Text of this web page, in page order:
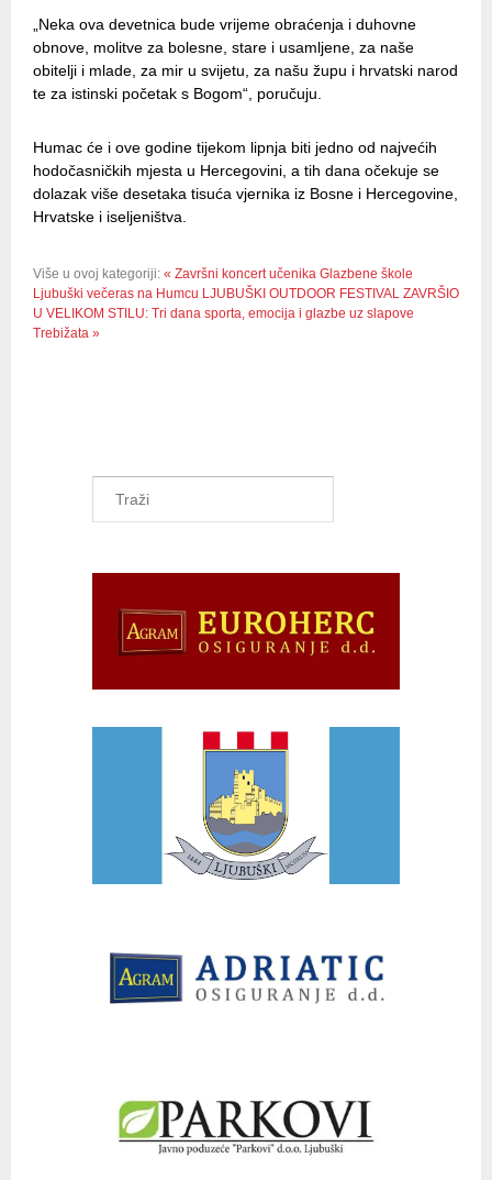
„Neka ova devetnica bude vrijeme obraćenja i duhovne
obnove, molitve za bolesne, stare i usamljene, za naše
obitelji i mlade, za mir u svijetu, za našu župu i hrvatski narod
te za istinski početak s Bogom“, poručuju.
Humac će i ove godine tijekom lipnja biti jedno od najvećih
hodočasničkih mjesta u Hercegovini, a tih dana očekuje se
dolazak više desetaka tisuća vjernika iz Bosne i Hercegovine,
Hrvatske i iseljeništva.
Više u ovoj kategoriji: « Završni koncert učenika Glazbene škole
Ljubuški večeras na Humcu LJUBUŠKI OUTDOOR FESTIVAL ZAVRŠIO
U VELIKOM STILU: Tri dana sporta, emocija i glazbe uz slapove
Trebižata »